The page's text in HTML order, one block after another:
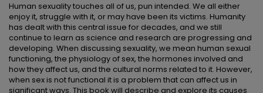
Human sexuality touches all of us, pun intended. We all either
enjoy it, struggle with it, or may have been its victims. Humanity
has dealt with this central issue for decades, and we still
continue to learn as science and research are progressing and
developing. When discussing sexuality, we mean human sexual
functioning, the physiology of sex, the hormones involved and
how they affect us, and the cultural norms related to it. However,
when sex is not functional it is a problem that can affect us in
significant ways. This book will describe and explore its causes